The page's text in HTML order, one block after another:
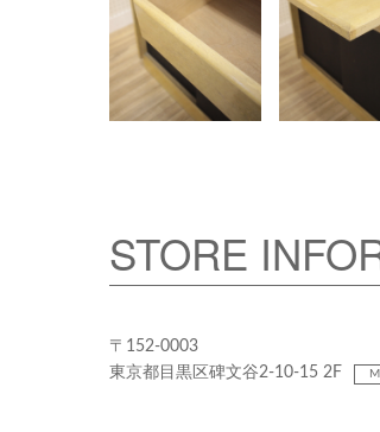
STORE
〒152-0003
東京都目黒区碑文谷2-10-15 2F